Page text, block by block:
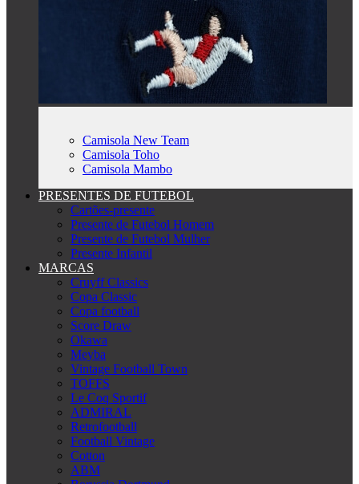
Camisola New Team
Camisola Toho
Camisola Mambo
PRESENTES DE FUTEBOL
Cartões-presente
Presente de Futebol Homem
Presente de Futebol Mulher
Presente Infantil
MARCAS
Cruyff Classics
Copa Classic
Copa football
Score Draw
Okawa
Meyba
Vintage Football Town
TOFFS
Le Coq Sportif
ADMIRAL
Retrofootball
Football Vintage
Cotton
ABM